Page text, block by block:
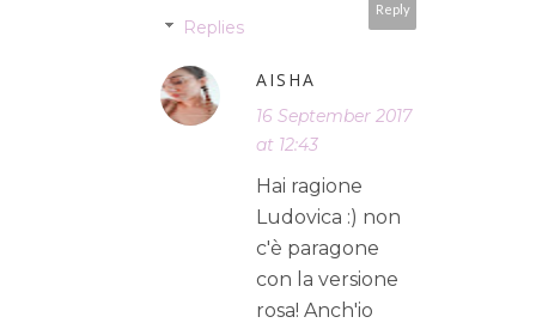
Reply
Replies
AISHA
16 September 2017
at 12:43
Hai ragione
Ludovica :) non
c'è paragone
con la versione
rosa! Anch'io